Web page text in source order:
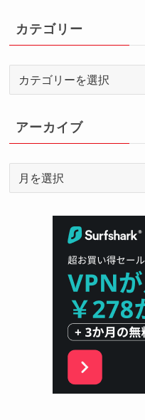
カテゴリー
リ
ー
アーカイブ